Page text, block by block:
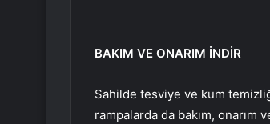
BAKIM VE ONARIM İNDİR
Sahilde tesviye ve kum
rampalarda da bakım, onarım